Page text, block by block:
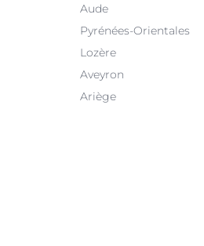
Aude
Pyrénées-Orientales
Lozère
Aveyron
Ariège